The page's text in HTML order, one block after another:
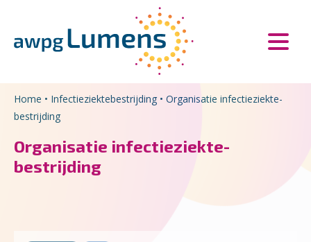
Home • Infectieziektebestrijding • Organisatie infectieziekte­
bestrijding
Organisatie infectieziekte­
bestrijding